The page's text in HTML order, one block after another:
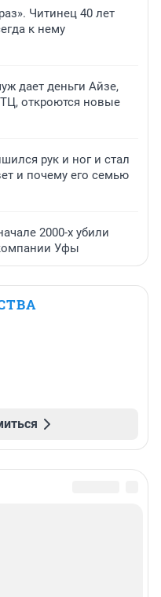
Читинец 40 лет
к нему
дает деньги Айзе,
откроются новые
рук и ног и стал
и почему его семью
2000-х убили
Уфы